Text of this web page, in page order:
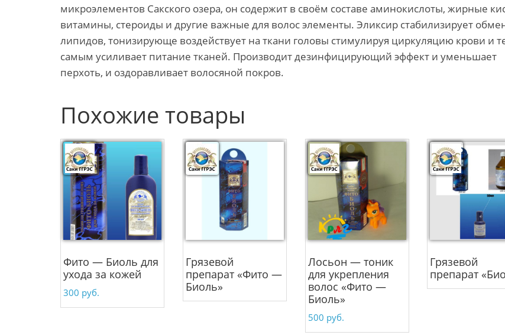
микроэлементов Сакского озера, он содержит в своём составе аминокислоты, жирные
витамины, стероиды и другие важные для волос элементы. Эликсир стабилизирует
липидов, тонизирующе воздействует на ткани головы стимулируя циркуляцию крови и
самым усиливает питание тканей. Производит дезинфицирующий эффект и уменьшает
перхоть, и оздоравливает волосяной покров.
Похожие товары
Фито — Биоль для
ухода за кожей
300 руб.
Грязевой
препарат «Фито —
Биоль»
Лосьон — тоник
для укрепления
волос «Фито —
Биоль»
500 руб.
Грязевой
препарат